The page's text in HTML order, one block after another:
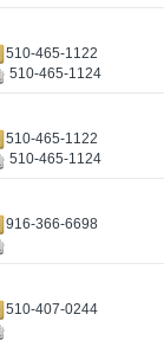
510-465-1122
510-465-1124
510-465-1122
510-465-1124
916-366-6698
510-407-0244